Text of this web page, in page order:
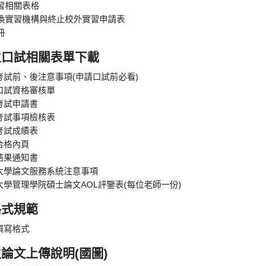
相關表格
實習機構與終止校外實習申請表
試相關表單下載
試前、後注意事項(申請口試前必看)
試資格審核單
試申請書
試事項檢核表
試成績表
格內頁
果通知書
學論文服務系統注意事項
學管理學院碩士論文AOL評鑒表(每位老師一份)
規範
寫格式
文上傳說明(國圖)